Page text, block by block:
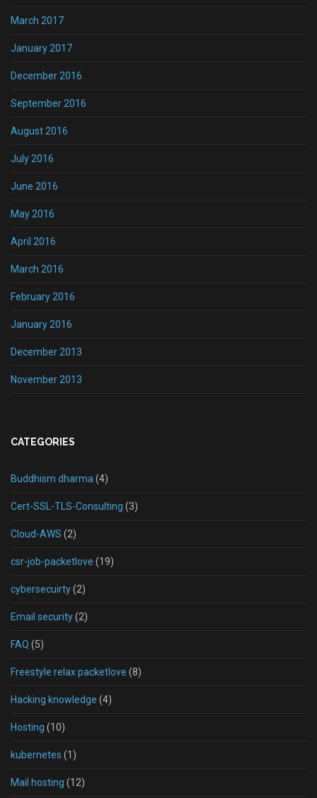
March 2017
January 2017
December 2016
September 2016
August 2016
July 2016
June 2016
May 2016
April 2016
March 2016
February 2016
January 2016
December 2013
November 2013
CATEGORIES
Buddhism dharma(4)
Cert-SSL-TLS-Consulting (3)
Cloud-AWS (2)
csr-job-packetlove (19)
cybersecuirty(2)
Email security(2)
FAQ (5)
Freestyle relax packetlove (8)
Hacking knowledge (4)
Hosting (10)
kubernetes (1)
Mail hosting (12)